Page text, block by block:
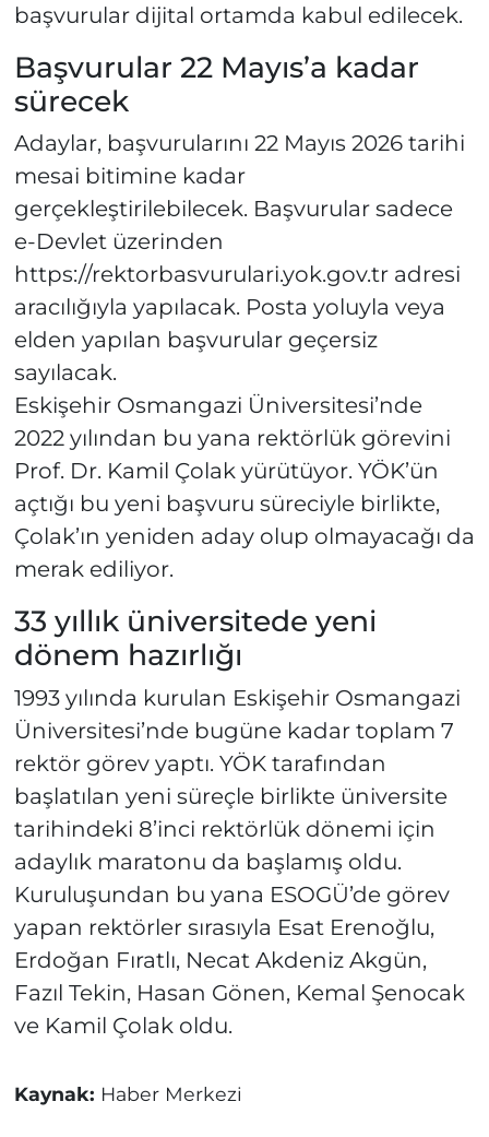
başvurular dijital ortamda kabul edilecek.
Başvurular 22 Mayıs’a kadar
sürecek
Adaylar, başvurularını 22 Mayıs 2026 tarihi
mesai bitimine kadar
gerçekleştirilebilecek. Başvurular sadece
e-Devlet üzerinden
https://rektorbasvurulari.yok.gov.tr adresi
aracılığıyla yapılacak. Posta yoluyla veya
elden yapılan başvurular geçersiz
sayılacak.
Eskişehir Osmangazi Üniversitesi’nde
2022 yılından bu yana rektörlük görevini
Prof. Dr. Kamil Çolak yürütüyor. YÖK’ün
açtığı bu yeni başvuru süreciyle birlikte,
Çolak’ın yeniden aday olup olmayacağı da
merak ediliyor.
33 yıllık üniversitede yeni
dönem hazırlığı
1993 yılında kurulan Eskişehir Osmangazi
Üniversitesi’nde bugüne kadar toplam 7
rektör görev yaptı. YÖK tarafından
başlatılan yeni süreçle birlikte üniversite
tarihindeki 8’inci rektörlük dönemi için
adaylık maratonu da başlamış oldu.
Kuruluşundan bu yana ESOGÜ’de görev
yapan rektörler sırasıyla Esat Erenoğlu,
Erdoğan Fıratlı, Necat Akdeniz Akgün,
Fazıl Tekin, Hasan Gönen, Kemal Şenocak
ve Kamil Çolak oldu.
Kaynak: Haber Merkezi